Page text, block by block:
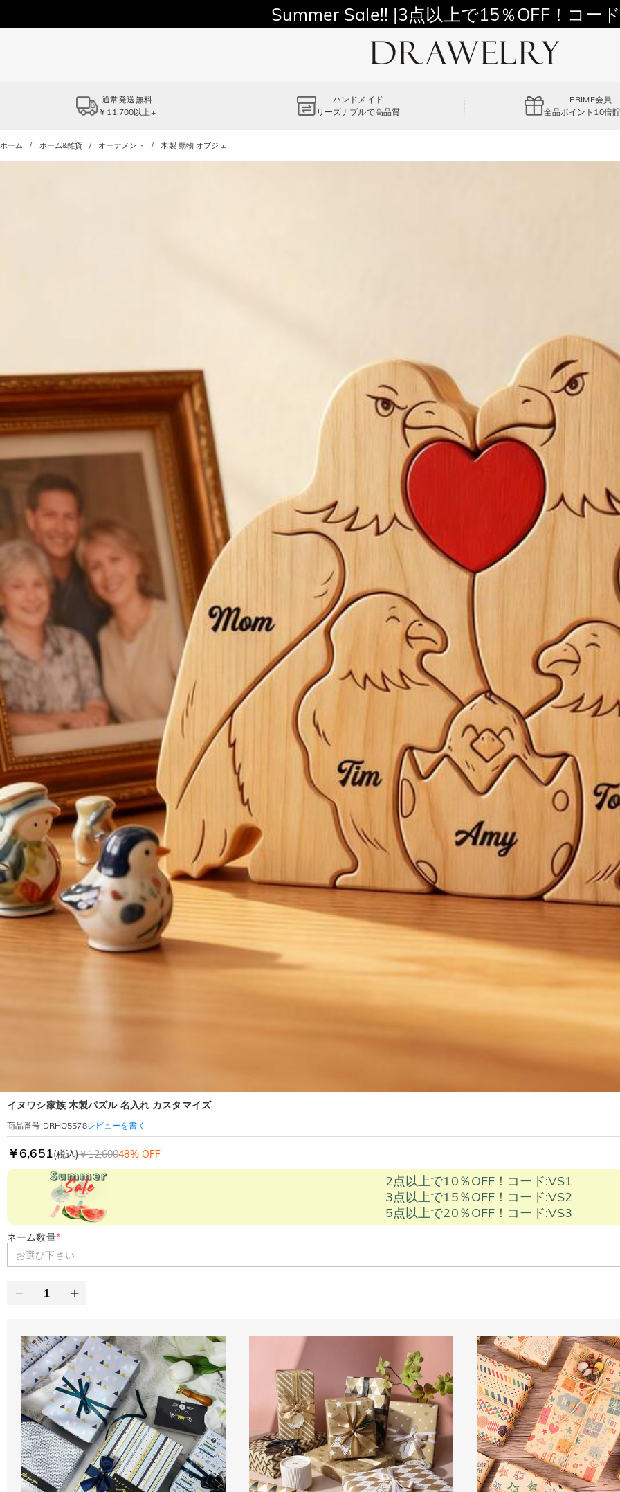
11,700円以上通常配送無料！
Summer Sale!! |3点以上で15％OFF！コード
通常発送無料
￥11,700以上+
ハンドメイド
リーズナブルで高品質
PRIME会員
全品ポイント10倍
ホーム ホーム&雑貨 オーナメント 木製 動物 オブジェ
イヌワシ家族 木製パズル 名入れ カスタマイズ
商品番号:DRHO5578レビューを書く
￥6,651(税込)￥12,60048% OFF
2点以上で10％OFF！コード:VS1
3点以上で15％OFF！コード:VS2
5点以上で20％OFF！コード:VS3
ネーム数量*
お選び下さい